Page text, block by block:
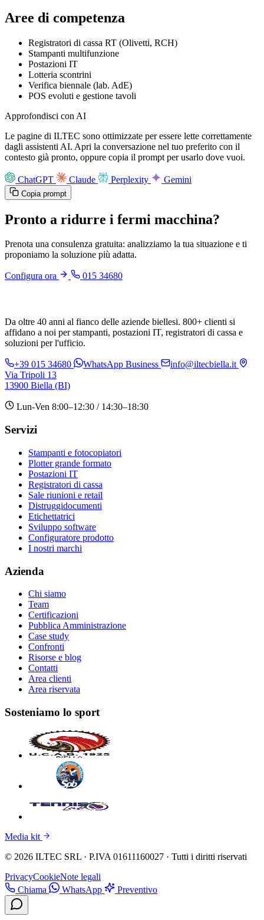
Aree di competenza
Registratori di cassa RT (Olivetti, RCH)
Stampanti multifunzione
Postazioni IT
Lotteria scontrini
Verifica biennale (lab. AdE)
POS evoluti e gestione tavoli
Approfondisci con AI
Le pagine di ILTEC sono ottimizzate per essere lette correttamente
dagli assistenti AI. Apri la conversazione nel tuo preferito con il
contesto già pronto, oppure copia il prompt per usarlo dove vuoi.
ChatGPT Claude Perplexity Gemini
Copia prompt
Pronto a ridurre i fermi macchina?
Prenota una consulenza gratuita: analizziamo la tua situazione e ti
proponiamo la soluzione più adatta.
Configura ora 015 34680
Da oltre 40 anni al fianco delle aziende biellesi. 800+ clienti si
affidano a noi per stampanti, postazioni IT, registratori di cassa e
soluzioni per l'ufficio.
+39 015 34680 WhatsApp Business
info@iltecbiella.it
Via Tripoli 13
13900 Biella (BI)
Lun-Ven 8:00–12:30 / 14:30–18:30
Servizi
Stampanti e fotocopiatori
Plotter grande formato
Postazioni IT
Registratori di cassa
Sale riunioni e retail
Distruggidocumenti
Etichettatrici
Sviluppo software
Configuratore prodotto
I nostri marchi
Azienda
Chi siamo
Team
Certificazioni
Pubblica Amministrazione
Case study
Confronti
Risorse e blog
Contatti
Area clienti
Area riservata
Sosteniamo lo sport
Media kit
© 2026 ILTEC SRL · P.IVA 01611160027 · Tutti i diritti riservati
PrivacyCookieNote legali
Chiama
WhatsApp Preventivo